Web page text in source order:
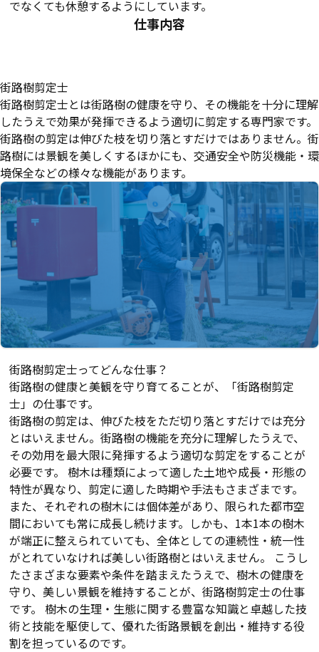
でなくても休憩するようにしています。
仕事内容
街路樹剪定士
街路樹剪定士とは街路樹の健康を守り、その機能を十分に理解
したうえで効果が発揮できるよう適切に剪定する専門家です。
街路樹の剪定は伸びた枝を切り落とすだけではありません。街
路樹には景観を美しくするほかにも、交通安全や防災機能・環
境保全などの様々な機能があります。
街路樹剪定士ってどんな仕事？
街路樹の健康と美観を守り育てることが、「街路樹剪定
士」の仕事です。
街路樹の剪定は、伸びた枝をただ切り落とすだけでは充分
とはいえません。街路樹の機能を充分に理解したうえで、
その効用を最大限に発揮するよう適切な剪定をすることが
必要です。 樹木は種類によって適した土地や成長・形態の
特性が異なり、剪定に適した時期や手法もさまざまです。
また、それぞれの樹木には個体差があり、限られた都市空
間においても常に成長し続けます。しかも、1本1本の樹木
が端正に整えられていても、全体としての連続性・統一性
がとれていなければ美しい街路樹とはいえません。 こうし
たさまざまな要素や条件を踏まえたうえで、樹木の健康を
守り、美しい景観を維持することが、街路樹剪定士の仕事
です。 樹木の生理・生態に関する豊富な知識と卓越した技
術と技能を駆使して、優れた街路景観を創出・維持する役
割を担っているのです。